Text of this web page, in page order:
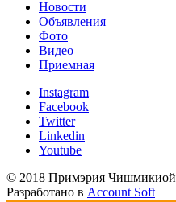
Новости
Объявления
Фото
Видео
Приемная
Instagram
Facebook
Twitter
Linkedin
Youtube
© 2018 Примэрия Чишмикиой
Разработано в Account Soft